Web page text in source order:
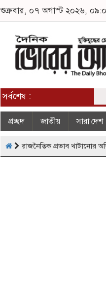
শুক্রবার, ০৭ অগাস্ট ২০২৬,
সর্বশেষ :
প্রচ্ছদ জাতীয় সারা দেশ
রাজনৈতিক প্রভাব খাটানোর